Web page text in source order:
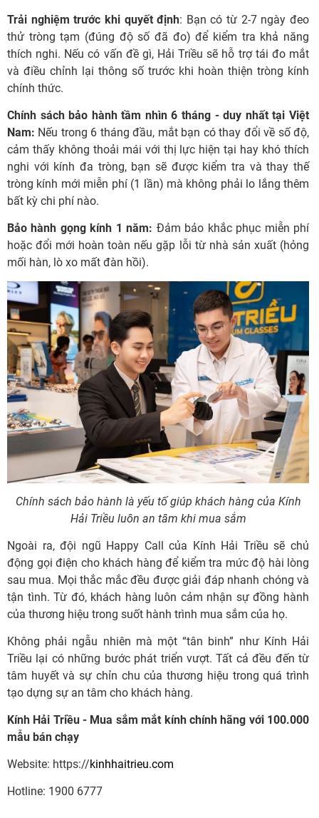
Trải nghiệm trước khi quyết định: Bạn có từ 2-7 ngày đeo
thử tròng tạm (đúng độ số đã đo) để kiểm tra khả năng
thích nghi. Nếu có vấn đề gì, Hải Triều sẽ hỗ trợ tái đo mắt
và điều chỉnh lại thông số trước khi hoàn thiện tròng kính
chính thức.
Chính sách bảo hành tầm nhìn 6 tháng - duy nhất tại Việt
Nam: Nếu trong 6 tháng đầu, mắt bạn có thay đổi về số độ,
cảm thấy không thoải mái với thị lực hiện tại hay khó thích
nghi với kính đa tròng, bạn sẽ được kiểm tra và thay thế
tròng kính mới miễn phí (1 lần) mà không phải lo lắng thêm
bất kỳ chi phí nào.
Bảo hành gọng kính 1 năm: Đảm bảo khắc phục miễn phí
hoặc đổi mới hoàn toàn nếu gặp lỗi từ nhà sản xuất (hỏng
mối hàn, lò xo mất đàn hồi).
Chính sách bảo hành là yếu tố giúp khách hàng của Kính
Hải Triều luôn an tâm khi mua sắm
Ngoài ra, đội ngũ Happy Call của Kính Hải Triều sẽ chủ
động gọi điện cho khách hàng để kiểm tra mức độ hài lòng
sau mua. Mọi thắc mắc đều được giải đáp nhanh chóng và
tận tình. Từ đó, khách hàng luôn cảm nhận sự đồng hành
của thương hiệu trong suốt hành trình mua sắm của họ.
Không phải ngẫu nhiên mà một “tân binh” như Kính Hải
Triều lại có những bước phát triển vượt. Tất cả đều đến từ
tâm huyết và sự chỉn chu của thương hiệu trong quá trình
tạo dựng sự an tâm cho khách hàng.
Kính Hải Triều - Mua sắm mắt kính chính hãng với 100.000
mẫu bán chạy
Website: https://kinhhaitrieu.com
Hotline: 1900 6777